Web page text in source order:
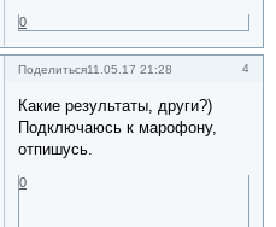
0
Поделиться 4
11.05.17 21:28
Какие результаты, други?)
Подключаюсь к марофону,
отпишусь.
0